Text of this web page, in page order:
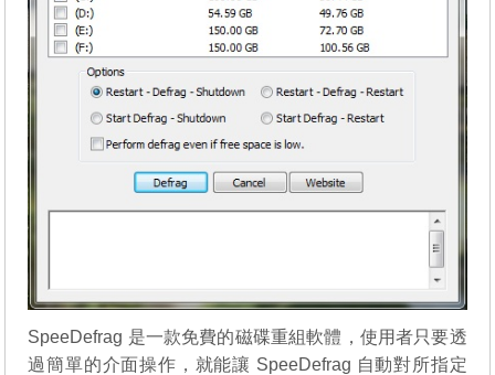
SpeeDefrag 是一款免費的磁碟重組軟體，使用者只要透
過簡單的介面操作，就能讓 SpeeDefrag 自動對所指定